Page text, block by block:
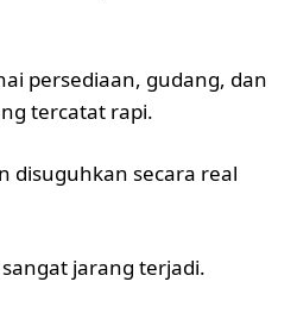
persediaan, gudang, dan
tercatat rapi.
disuguhkan secara real
jarang terjadi.